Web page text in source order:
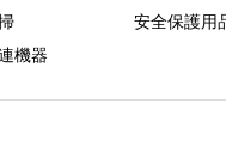
安全保護用
機器